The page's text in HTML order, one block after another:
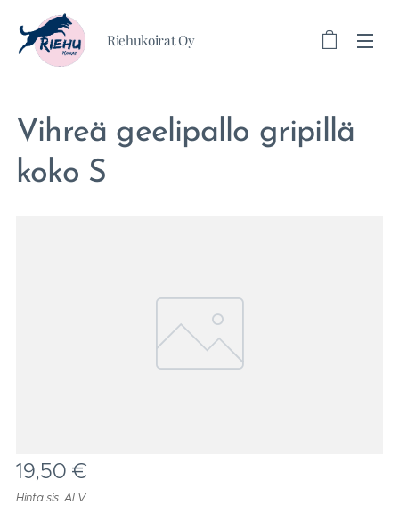
Riehukoirat Oy
Vihreä geelipallo gripillä
koko S
19,50 €
Hinta sis. ALV